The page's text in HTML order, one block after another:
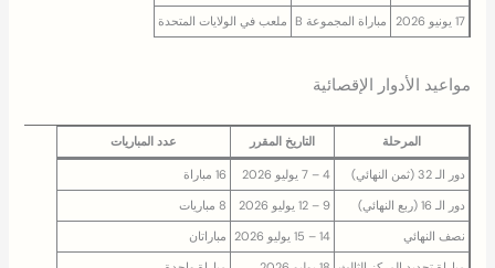
17 يونيو 2026
مباراة المجموعة B ملعب في الولايات المتحدة
مواعيد الأدوار الإقصائية
المرحلة التاريخ المقرر عدد المباريات
دور الـ 32 (ثمن النهائي) 4 – 7 يوليو 2026
16 مباراة
دور الـ 16 (ربع النهائي)
9 – 12 يوليو 2026
8 مباريات
نصف النهائي
14 – 15 يوليو 2026
مباراتان